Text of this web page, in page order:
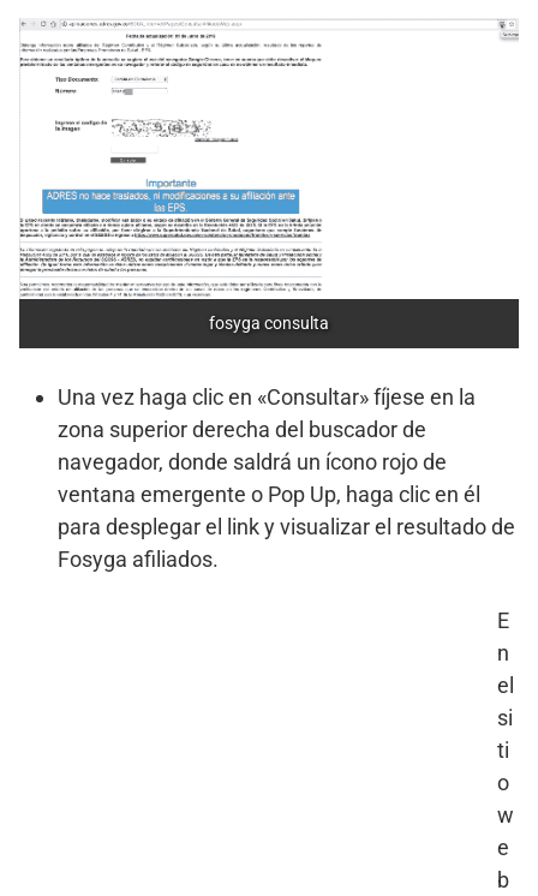
fosyga consulta
Una vez haga clic en «Consultar» fíjese en la
zona superior derecha del buscador de
navegador, donde saldrá un ícono rojo de
ventana emergente o Pop Up, haga clic en él
para desplegar el link y visualizar el resultado de
Fosyga afiliados.
E
n
el
si
ti
o
w
e
b